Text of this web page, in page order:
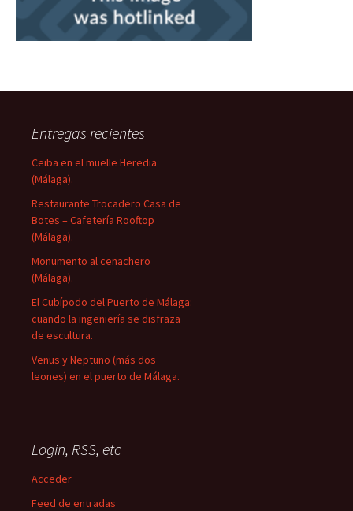
Entregas recientes
Ceiba en el muelle Heredia
(Málaga).
Restaurante Trocadero Casa de
Botes – Cafetería Rooftop
(Málaga).
Monumento al cenachero
(Málaga).
El Cubípodo del Puerto de Málaga:
cuando la ingeniería se disfraza
de escultura.
Venus y Neptuno (más dos
leones) en el puerto de Málaga.
Login, RSS, etc
Acceder
Feed de entradas